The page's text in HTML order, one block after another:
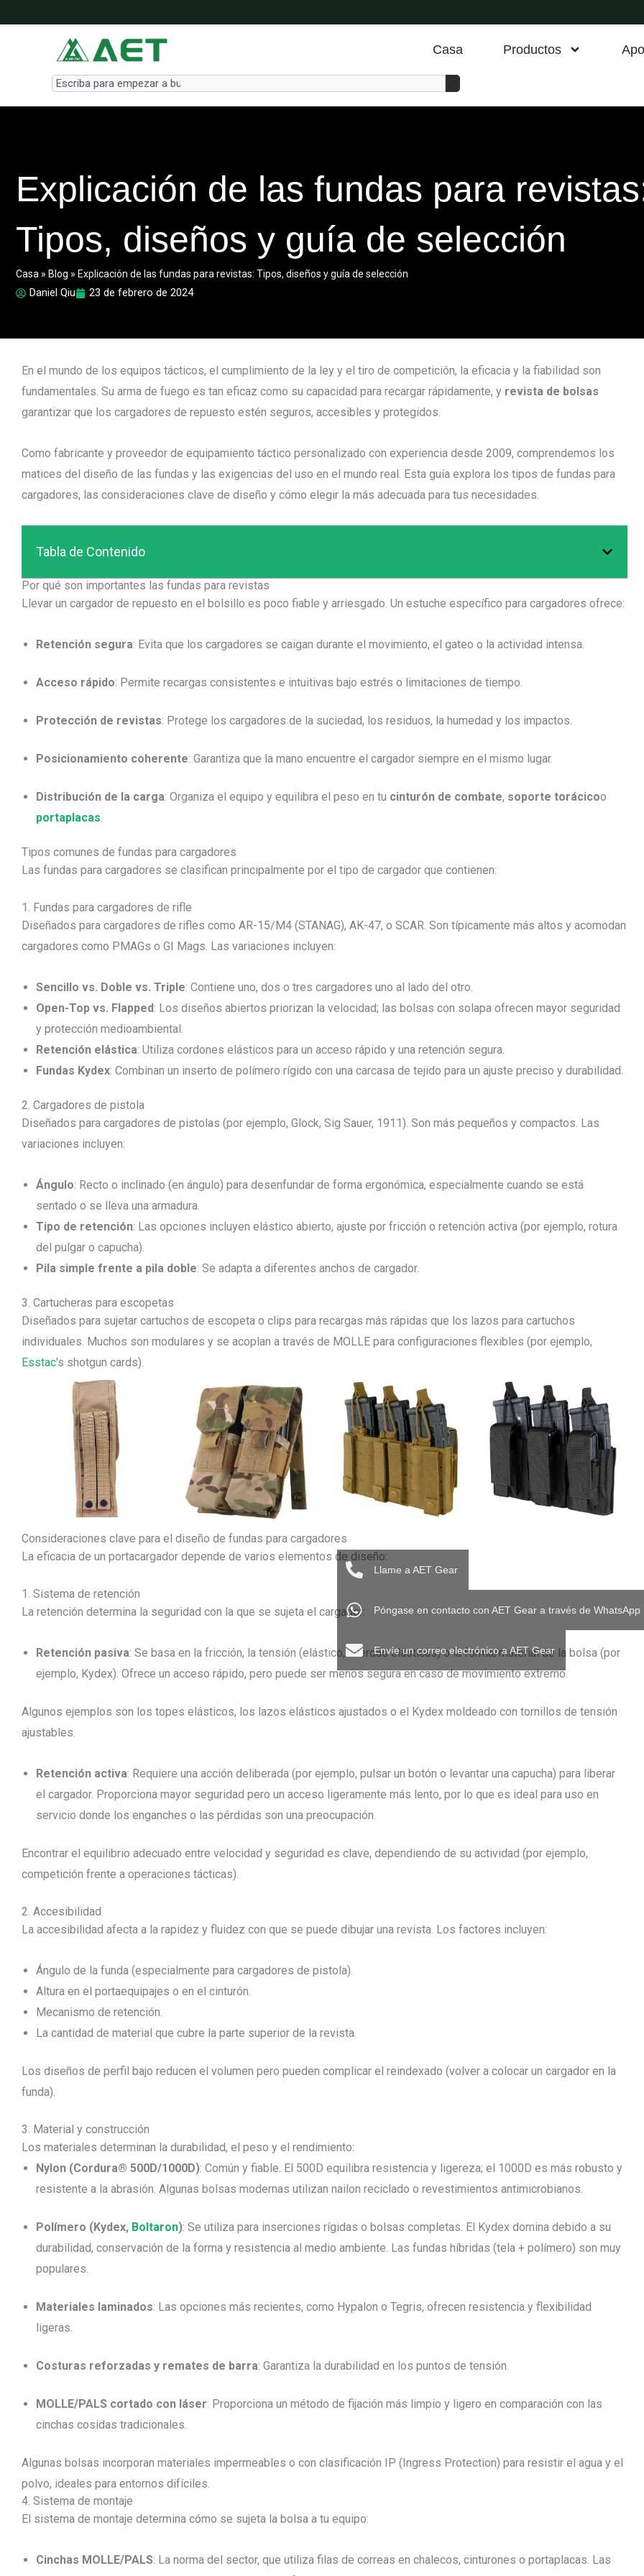
al
Casa Productos
Search
Explicación de las fundas para
Tipos, diseños y guía de selección
Casa » Blog » Explicación de las fundas para revistas: Tipos, diseños y guía de selección
Daniel Qiu 23 de febrero de 2024
En el mundo de los equipos tácticos, el cumplimiento de la ley y el tiro de competición, la eficacia y la fiabilidad son
fundamentales. Su arma de fuego es tan eficaz como su capacidad para recargar rápidamente, y revista de bolsas
garantizar que los cargadores de repuesto estén seguros, accesibles y protegidos.
Como fabricante y proveedor de equipamiento táctico personalizado con experiencia desde 2009, comprendemos los
matices del diseño de las fundas y las exigencias del uso en el mundo real. Esta guía explora los tipos de fundas para
cargadores, las consideraciones clave de diseño y cómo elegir la más adecuada para tus necesidades.
Tabla de Contenido
Por qué son importantes las fundas para revistas
Llevar un cargador de repuesto en el bolsillo es poco fiable y arriesgado. Un estuche específico para cargadores ofrece:
Retención segura: Evita que los cargadores se caigan durante el movimiento, el gateo o la actividad intensa.
Acceso rápido: Permite recargas consistentes e intuitivas bajo estrés o limitaciones de tiempo.
Protección de revistas: Protege los cargadores de la suciedad, los residuos, la humedad y los impactos.
Posicionamiento coherente: Garantiza que la mano encuentre el cargador siempre en el mismo lugar.
Distribución de la carga: Organiza el equipo y equilibra el peso en tu cinturón de combate, soporte torácicoo
portaplacas.
Tipos comunes de fundas para cargadores
Las fundas para cargadores se clasifican principalmente por el tipo de cargador que contienen:
1. Fundas para cargadores de rifle
Diseñados para cargadores de rifles como AR-15/M4 (STANAG), AK-47, o SCAR. Son típicamente más altos y acomodan
cargadores como PMAGs o GI Mags. Las variaciones incluyen:
Sencillo vs. Doble vs. Triple: Contiene uno, dos o tres cargadores uno al lado del otro.
Open-Top vs. Flapped: Los diseños abiertos priorizan la velocidad; las bolsas con solapa ofrecen mayor seguridad
y protección medioambiental.
Retención elástica: Utiliza cordones elásticos para un acceso rápido y una retención segura.
Fundas Kydex: Combinan un inserto de polímero rígido con una carcasa de tejido para un ajuste preciso y durabilidad.
2. Cargadores de pistola
Diseñados para cargadores de pistolas (por ejemplo, Glock, Sig Sauer, 1911). Son más pequeños y compactos. Las
variaciones incluyen:
Ángulo: Recto o inclinado (en ángulo) para desenfundar de forma ergonómica, especialmente cuando se está
sentado o se lleva una armadura.
Tipo de retención: Las opciones incluyen elástico abierto, ajuste por fricción o retención activa (por ejemplo, rotura
del pulgar o capucha).
Pila simple frente a pila doble: Se adapta a diferentes anchos de cargador.
3. Cartucheras para escopetas
Diseñados para sujetar cartuchos de escopeta o clips para recargas más rápidas que los lazos para cartuchos
individuales. Muchos son modulares y se acoplan a través de MOLLE para configuraciones flexibles (por ejemplo,
Esstac's shotgun cards).
Consideraciones clave para el diseño de fundas para cargadores
La eficacia de un portacargador depende de varios elementos de diseño:
1. Sistema de retención
La retención determina la seguridad con la que se sujeta el cargador:
Retención pasiva: Se basa en la fricción, la tensión (elástico, cuerdas elásticas) o la forma/material de la bolsa (por
ejemplo, Kydex). Ofrece un acceso rápido, pero puede ser menos segura en caso de movimiento extremo.
Algunos ejemplos son los topes elásticos, los lazos elásticos ajustados o el Kydex moldeado con tornillos de tensión
ajustables.
Retención activa: Requiere una acción deliberada (por ejemplo, pulsar un botón o levantar una capucha) para liberar
el cargador. Proporciona mayor seguridad pero un acceso ligeramente más lento, por lo que es ideal para uso en
servicio donde los enganches o las pérdidas son una preocupación.
Encontrar el equilibrio adecuado entre velocidad y seguridad es clave, dependiendo de su actividad (por ejemplo,
competición frente a operaciones tácticas).
2. Accesibilidad
La accesibilidad afecta a la rapidez y fluidez con que se puede dibujar una revista. Los factores incluyen:
Ángulo de la funda (especialmente para cargadores de pistola).
Altura en el portaequipajes o en el cinturón.
Mecanismo de retención.
La cantidad de material que cubre la parte superior de la revista.
Los diseños de perfil bajo reducen el volumen pero pueden complicar el reindexado (volver a colocar un cargador en la
funda).
3. Material y construcción
Los materiales determinan la durabilidad, el peso y el rendimiento:
Nylon (Cordura® 500D/1000D): Común y fiable. El 500D equilibra resistencia y ligereza; el 1000D es más robusto y
resistente a la abrasión. Algunas bolsas modernas utilizan nailon reciclado o revestimientos antimicrobianos.
Polímero (Kydex, Boltaron): Se utiliza para inserciones rígidas o bolsas completas. El Kydex domina debido a su
durabilidad, conservación de la forma y resistencia al medio ambiente. Las fundas híbridas (tela + polímero) son muy
populares.
Materiales laminados: Las opciones más recientes, como Hypalon o Tegris, ofrecen resistencia y flexibilidad
ligeras.
Costuras reforzadas y remates de barra: Garantiza la durabilidad en los puntos de tensión.
MOLLE/PALS cortado con láser: Proporciona un método de fijación más limpio y ligero en comparación con las
cinchas cosidas tradicionales.
Algunas bolsas incorporan materiales impermeables o con clasificación IP (Ingress Protection) para resistir el agua y el
polvo, ideales para entornos difíciles.
4. Sistema de montaje
El sistema de montaje determina cómo se sujeta la bolsa a tu equipo:
Cinchas MOLLE/PALS: La norma del sector, que utiliza filas de correas en chalecos, cinturones o portaplacas. Las
Llame a AET Gear
Póngase en contacto con AET Gear a través de WhatsApp
Envíe un correo electrónico a AET Gear